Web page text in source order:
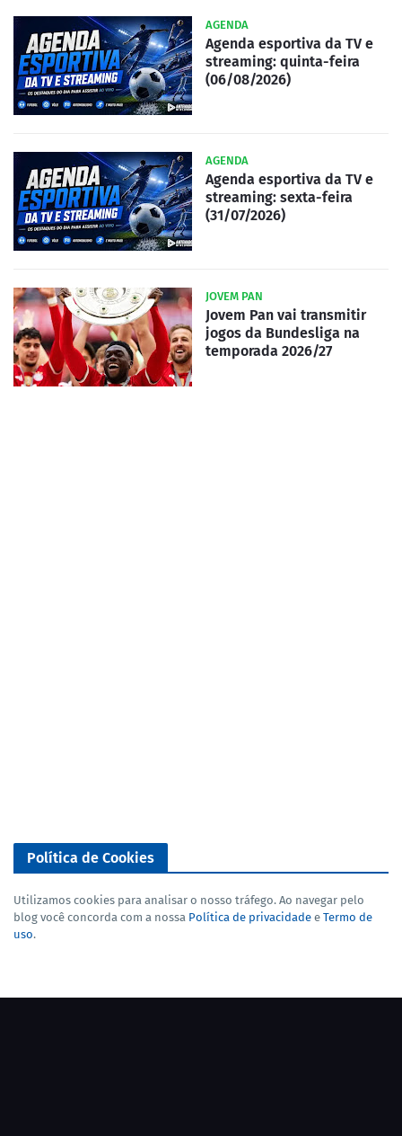
AGENDA
Agenda esportiva da TV e
streaming: quinta-feira
(06/08/2026)
AGENDA
Agenda esportiva da TV e
streaming: sexta-feira
(31/07/2026)
JOVEM PAN
Jovem Pan vai transmitir
jogos da Bundesliga na
temporada 2026/27
Política de Cookies
Utilizamos cookies para analisar o nosso tráfego. Ao navegar pelo
blog você concorda com a nossa Política de privacidade e Termo de
uso.